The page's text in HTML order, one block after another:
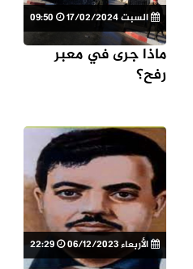
السبت 17/02/2024
ماذا جرى في معبر
رفح؟
الأربعاء 06/12/2023